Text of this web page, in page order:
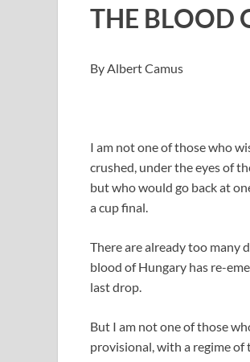
THE BLOOD
By Albert Camus
I am not one of those who
crushed, under the eyes of
but who would go back at
a cup final.
There are already too many
blood of Hungary has re-
last drop.
But I am not one of those
provisional, with a regime